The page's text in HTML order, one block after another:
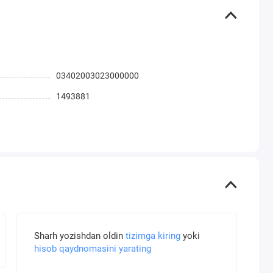
03402003023000000
1493881
Sharh yozishdan oldin tizimga kiring yoki
hisob qaydnomasini yarating